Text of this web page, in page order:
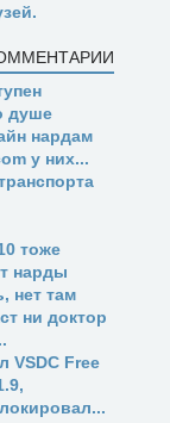
душе
нардам
у них...
тоже
нарды
нет там
ни доктор
VSDC Free